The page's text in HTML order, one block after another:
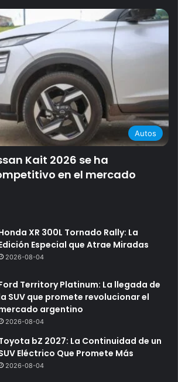
Autos
Kait 2026 se ha
en el mercado
XR 300L Tornado Rally: La
Especial que Atrae Miradas
2026-08-04
Territory Platinum: La llegada de
SUV que promete revolucionar el
argentino
2026-08-04
bZ 2027: La Continuidad de un
Eléctrico Que Promete Más
2026-08-04